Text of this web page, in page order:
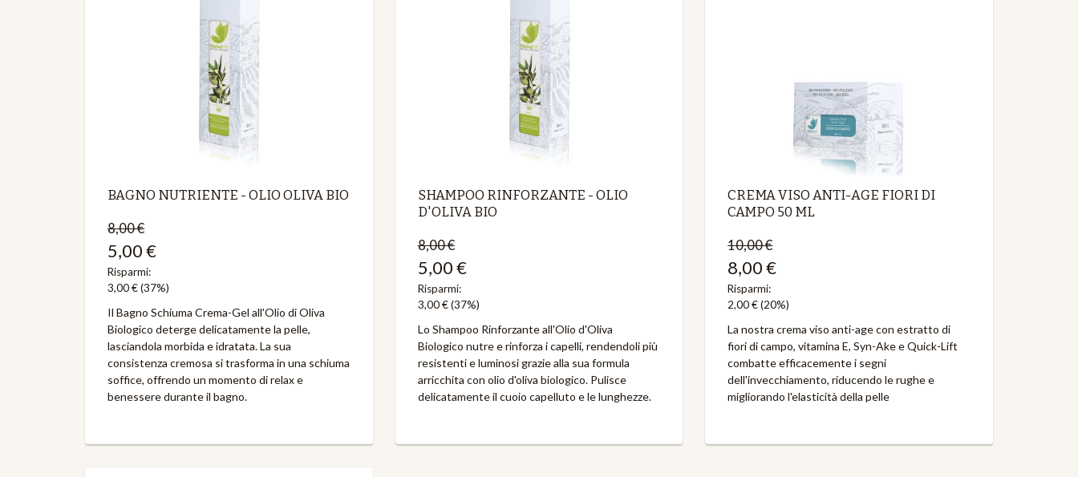
BAGNO NUTRIENTE - OLIO OLIVA BIO
8,00 €
5,00 €
Risparmi:
3,00 €(37%)
Il Bagno Schiuma Crema-Gel all'Olio di Oliva
Biologico deterge delicatamente la pelle,
lasciandola morbida e idratata. La sua
consistenza cremosa si trasforma in una schiuma
soffice, offrendo un momento di relax e
benessere durante il bagno.
SHAMPOO RINFORZANTE - OLIO
D'OLIVA BIO
8,00 €
5,00 €
Risparmi:
3,00 €(37%)
Lo Shampoo Rinforzante all'Olio d'Oliva
Biologico nutre e rinforza i capelli, rendendoli più
resistenti e luminosi grazie alla sua formula
arricchita con olio d'oliva biologico. Pulisce
delicatamente il cuoio capelluto e le lunghezze.
CREMA VISO ANTI-AGE FIORI DI
CAMPO 50 ML
10,00 €
8,00 €
Risparmi:
2,00 €(20%)
La nostra crema viso anti-age con estratto di
fiori di campo, vitamina E, Syn-Ake e Quick-Lift
combatte efficacemente i segni
dell'invecchiamento, riducendo le rughe e
migliorando l'elasticità della pelle